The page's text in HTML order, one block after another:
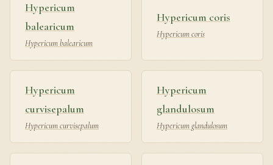
Hypericum
balearicum
Hypericum balearicum
Hypericum coris
Hypericum coris
Hypericum
curvisepalum
Hypericum curvisepalum
Hypericum
glandulosum
Hypericum glandulosum